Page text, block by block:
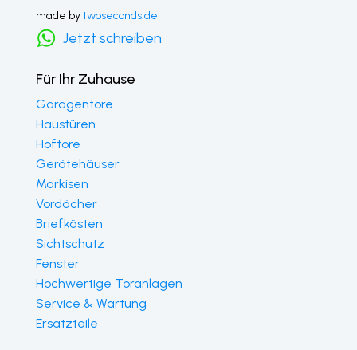
made bytwoseconds.de
Jetzt schreiben
Für Ihr Zuhause
Garagentore
Haustüren
Hoftore
Gerätehäuser
Markisen
Vordächer
Briefkästen
Sichtschutz
Fenster
Hochwertige Toranlagen
Service & Wartung
Ersatzteile